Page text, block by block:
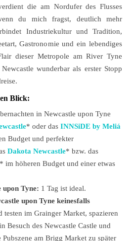
die am Nordufer des Flusses
du mich fragst, deutlich mehr
Industriekultur und Tradition,
Gastronomie und ein lebendiges
dieser Metropole am River Tyne
wunderbar als erster Stopp
Blick:
in Newcastle upon Tyne
* oder das INNSiDE by Meliá
Budget und perfekter
Dakota Newcastle* bzw. das
* im höheren Budget und einer etwas
upon Tyne: 1 Tag ist ideal.
upon Tyne keinesfalls
testen im Grainger Market, spazieren
Besuch des Newcastle Castle und
am Brigg Market zu später